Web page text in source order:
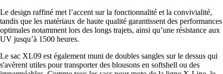
Le design raffiné met l’accent sur la fonctionnalité et la convivialité,
tandis que les matériaux de haute qualité garantissent des performances
optimales notamment lors des longs trajets, ainsi qu’une résistance aux
UV jusqu’à 1500 heures.
Le sac XL09 est également muni de doubles sangles sur le dessus qui
s'avèrent utiles pour transporter des blousons en softshell ou des